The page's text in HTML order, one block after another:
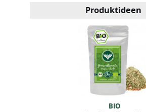
Produktideen
BIO